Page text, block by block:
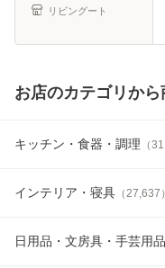
り 泡だリビングート
お店のカテゴリか
キッチン・食器・調理 （
インテリア・寝具 （27,637 ）
日用品・文房具・手芸用品